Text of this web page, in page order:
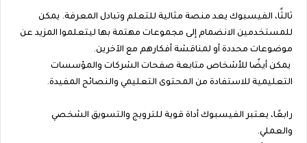
ثالثًا، الفيسبوك يعد منصة مثالية للتعلم وتبادل المعرفة. يمكن
للمستخدمين الانضمام إلى مجموعات مهتمة بها ليتعلموا المزيد عن
موضوعات محددة أو لمناقشة أفكارهم مع الآخرين.
يمكن أيضًا للأشخاص متابعة صفحات الشركات والمؤسسات
التعليمية للاستفادة من المحتوى التعليمي والنصائح المفيدة.
رابعًا، يعتبر الفيسبوك أداة قوية للترويج والتسويق الشخصي
والعملي.